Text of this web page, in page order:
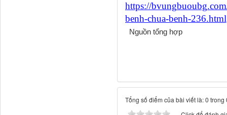
https://
benh-chua-benh-236.html
Nguồn tổng hợp
Tổng số điểm của bài viết là: 0 trong